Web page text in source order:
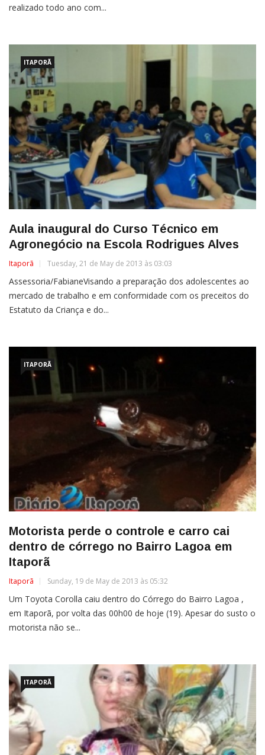
realizado todo ano com...
ITAPORÃ
Aula inaugural do Curso Técnico em
Agronegócio na Escola Rodrigues Alves
Itaporã Tuesday, 21 de May de 2013 às 03:03
Assessoria/FabianeVisando a preparação dos adolescentes ao
mercado de trabalho e em conformidade com os preceitos do
Estatuto da Criança e do...
ITAPORÃ
Motorista perde o controle e carro cai
dentro de córrego no Bairro Lagoa em
Itaporã
Itaporã Sunday, 19 de May de 2013 às 05:32
Um Toyota Corolla caiu dentro do Córrego do Bairro Lagoa ,
em Itaporã, por volta das 00h00 de hoje (19). Apesar do susto o
motorista não se...
ITAPORÃ